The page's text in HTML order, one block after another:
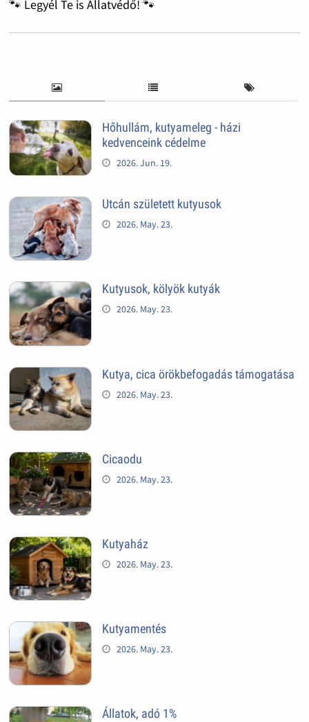
🐾 Legyél Te is Állatvédő! 🐾
Hőhullám, kutyameleg - házi
kedvenceink cédelme
2026. Jun. 19.
Utcán született kutyusok
2026. May. 23.
Kutyusok, kölyök kutyák
2026. May. 23.
Kutya, cica örökbefogadás támogatása
2026. May. 23.
Cicaodu
2026. May. 23.
Kutyaház
2026. May. 23.
Kutyamentés
2026. May. 23.
Állatok, adó 1%